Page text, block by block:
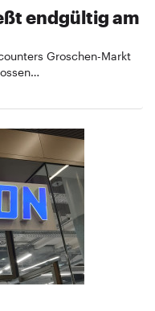
endgültig am
Groschen-Markt